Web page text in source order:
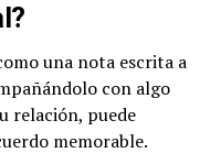
una nota escrita a
con algo
relación, puede
memorable.